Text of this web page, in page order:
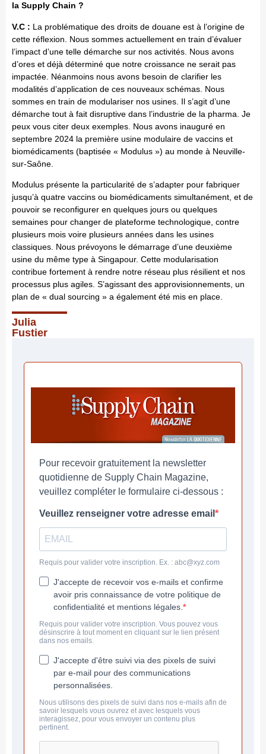
la Supply Chain ?
V.C : La problématique des droits de douane est à l’origine de
cette réflexion. Nous sommes actuellement en train d’évaluer
l’impact d’une telle démarche sur nos activités. Nous avons
d’ores et déjà déterminé que notre croissance ne serait pas
impactée. Néanmoins nous avons besoin de clarifier les
modalités d’application de ces nouveaux schémas. Nous
sommes en train de modulariser nos usines. Il s’agit d’une
démarche tout à fait disruptive dans l’industrie de la pharma. Je
peux vous citer deux exemples. Nous avons inauguré en
septembre 2024 la première usine modulaire de vaccins et
biomédicaments (baptisée « Modulus ») au monde à Neuville-
sur-Saône.
Modulus présente la particularité de s’adapter pour fabriquer
jusqu’à quatre vaccins ou biomédicaments simultanément, et de
pouvoir se reconfigurer en quelques jours ou quelques
semaines pour changer de plateforme technologique, contre
plusieurs mois voire plusieurs années dans les usines
classiques. Nous prévoyons le démarrage d’une deuxième
usine du même type à Singapour. Cette modularisation
contribue fortement à rendre notre réseau plus résilient et nos
processus plus agiles. S’agissant des approvisionnements, un
plan de « dual sourcing » a également été mis en place.
Julia
Fustier